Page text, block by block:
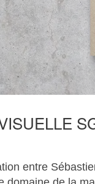
entre